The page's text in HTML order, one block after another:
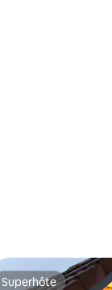
Superhôte